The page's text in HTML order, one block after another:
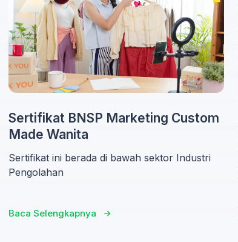
Sertifikat BNSP Marketing Custom
Made Wanita
Sertifikat ini berada di bawah sektor Industri
Pengolahan
Baca Selengkapnya